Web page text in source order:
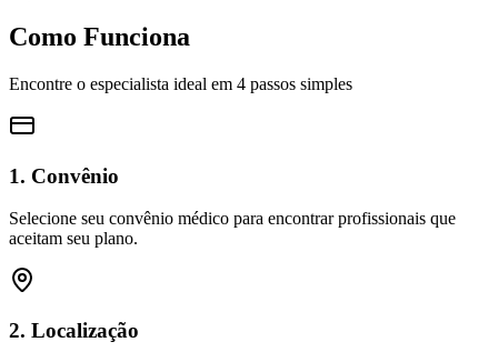
Como Funciona
Encontre o especialista ideal em 4 passos simples
1. Convênio
Selecione seu convênio médico para encontrar profissionais que
aceitam seu plano.
2. Localização